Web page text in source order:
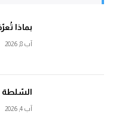
بماذا
آب 8, 2026
آب 4, 2026